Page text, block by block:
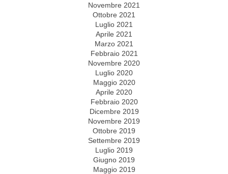
Novembre 2021
Ottobre 2021
Luglio 2021
Aprile 2021
Marzo 2021
Febbraio 2021
Novembre 2020
Luglio 2020
Maggio 2020
Aprile 2020
Febbraio 2020
Dicembre 2019
Novembre 2019
Ottobre 2019
Settembre 2019
Luglio 2019
Giugno 2019
Maggio 2019